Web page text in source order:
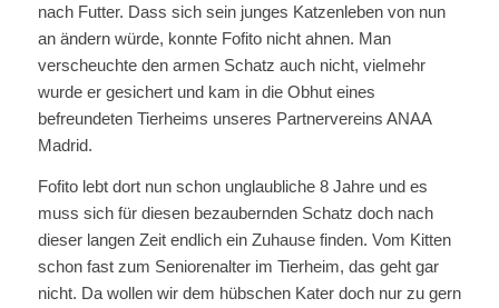
nach Futter. Dass sich sein junges Katzenleben von nun
an ändern würde, konnte Fofito nicht ahnen. Man
verscheuchte den armen Schatz auch nicht, vielmehr
wurde er gesichert und kam in die Obhut eines
befreundeten Tierheims unseres Partnervereins ANAA
Madrid.
Fofito lebt dort nun schon unglaubliche 8 Jahre und es
muss sich für diesen bezaubernden Schatz doch nach
dieser langen Zeit endlich ein Zuhause finden. Vom Kitten
schon fast zum Seniorenalter im Tierheim, das geht gar
nicht. Da wollen wir dem hübschen Kater doch nur zu gern